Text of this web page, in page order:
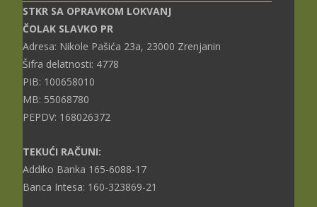
STKR SA OPRAVKOM LOKVANJ
ČOLAK SLAVKO PR
Adresa: Nikole Pašića 23a, 23000 Zrenjanin
Šifra delatnosti: 4778
PIB: 100658010
MB: 55068780
PEPDV: 168026372
TEKUĆI RAČUNI:
Addiko Banka 165-6088-17
Banca Intesa: 160-323869-21